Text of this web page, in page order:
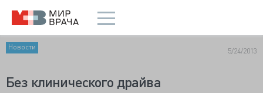
Новости 5/24/2013
Без клинического драйва